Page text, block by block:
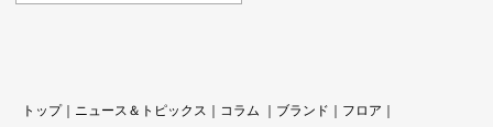
トップ｜ ニュース＆トピックス コラム ｜ ブランド フロア